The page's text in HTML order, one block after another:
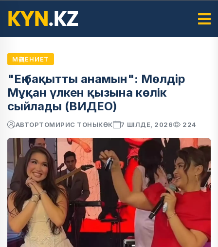
МӘДЕНИЕТ
"Ең бақытты анамын": Мөлдір
Мұқан үлкен қызына көлік
сыйлады (ВИДЕО)
АВТОРТОМИРИС ТОНЫКӨК 7 ШІЛДЕ, 2026 224